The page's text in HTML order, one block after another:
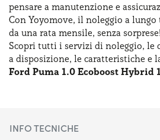
pensare a manutenzione e
Con Yoyomove, il noleggio a lungo
da una rata mensile, senza sorprese!
Scopri tutti i servizi di noleggio, le
a disposizione, le caratteristiche e
Ford Puma 1.0 Ecoboost Hybrid
INFO TECNICHE